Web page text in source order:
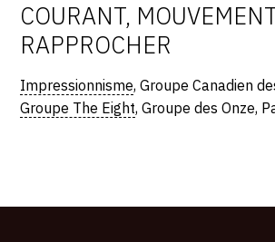
COURANT,
RAPPROCHER
Impressionnisme, Groupe Canadien
Groupe The Eight, Groupe des Onze,